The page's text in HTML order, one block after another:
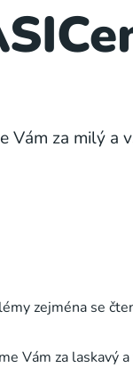
Vám za milý a
zejména se
Vám za laskavý